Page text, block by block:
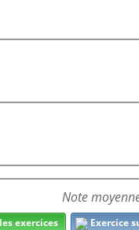
Note
exercices Exercice